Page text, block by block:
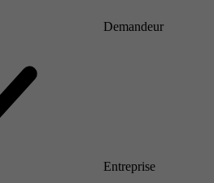
Demandeur
Entreprise